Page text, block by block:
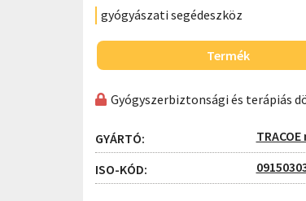
gyógyászati segédeszköz
Termék
Gyógyszerbiztonsági és terápiás
GYÁRTÓ:
ISO-KÓD: